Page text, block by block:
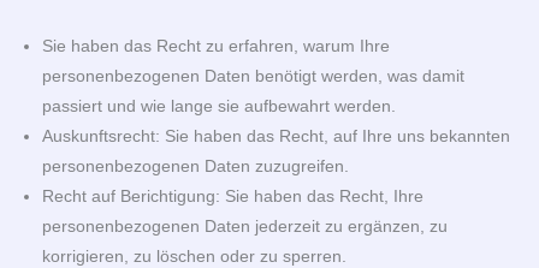
Sie haben das Recht zu erfahren, warum Ihre
personenbezogenen Daten benötigt werden, was damit
passiert und wie lange sie aufbewahrt werden.
Auskunftsrecht: Sie haben das Recht, auf Ihre uns bekannten
personenbezogenen Daten zuzugreifen.
Recht auf Berichtigung: Sie haben das Recht, Ihre
personenbezogenen Daten jederzeit zu ergänzen, zu
korrigieren, zu löschen oder zu sperren.